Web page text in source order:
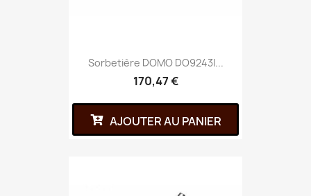
Sorbetière DOMO DO9243I...
170,47 €
AJOUTER AU PANIER